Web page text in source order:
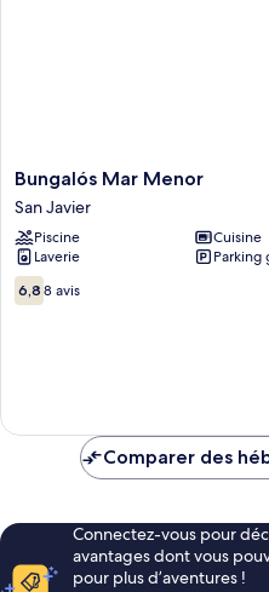
Bungalós
Mar
Menor
San
Javier
Bungalós Mar Menor
San Javier
Piscine
Cuisine
Laverie
Parking
6.8
sur
6,8 8 avis
Comparer des
Connectez-vous pour
avantages dont vous
pour plus d’aventures !